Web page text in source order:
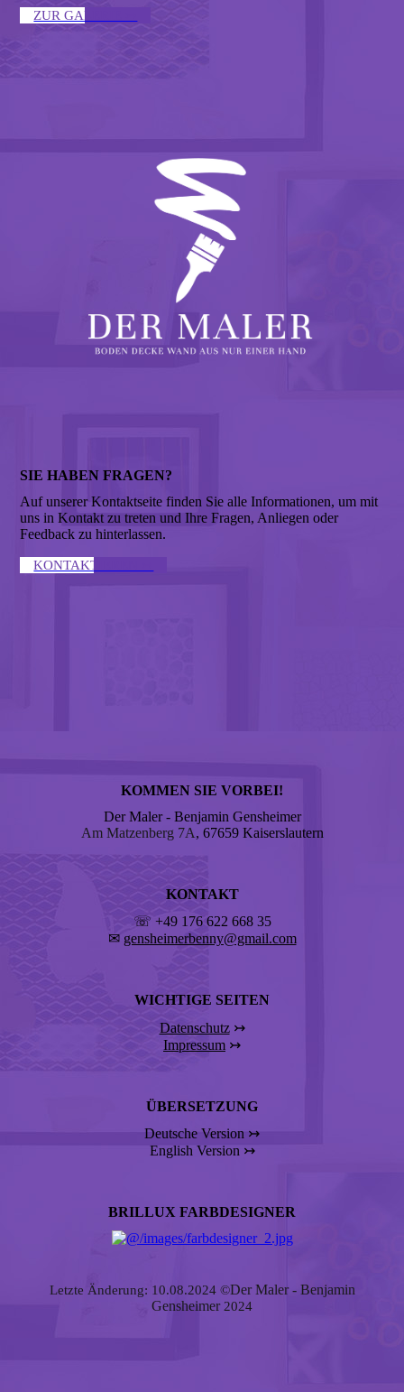
ZUR GALERIE ↣
SIE HABEN FRAGEN?
Auf unserer Kontaktseite finden Sie alle Informationen, um mit
uns in Kontakt zu treten und Ihre Fragen, Anliegen oder
Feedback zu hinterlassen.
KONTAKTIEREN ↣
KOMMEN SIE VORBEI!
Der Maler - Benjamin Gensheimer
Am Matzenberg 7A, 67659 Kaiserslautern
KONTAKT
☏ +49 176 622 668 35
✉ gensheimerbenny@gmail.com
WICHTIGE SEITEN
Datenschutz↣
Impressum ↣
ÜBERSETZUNG
Deutsche Version ↣
English Version ↣
BRILLUX FARBDESIGNER
Letzte Änderung: 10.08.2024 ©Der Maler - Benjamin
Gensheimer2024